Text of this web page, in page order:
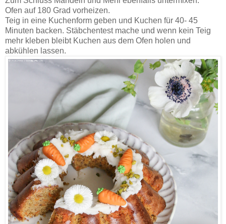
Ofen auf 180 Grad vorheizen.
Teig in eine Kuchenform geben und Kuchen für 40- 45
Minuten backen. Stäbchentest mache und wenn kein Teig
mehr kleben bleibt Kuchen aus dem Ofen holen und
abkühlen lassen.